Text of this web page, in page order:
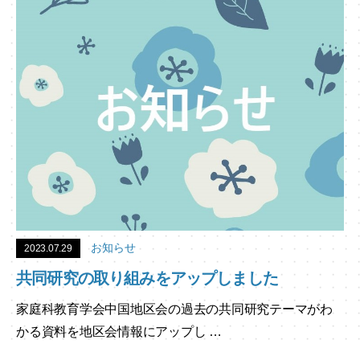
2023.07.29 お知らせ
共同研究の取り組みをアップしました
家庭科教育学会中国地区会の過去の共同研究テーマがわ
かる資料を地区会情報にアップし …